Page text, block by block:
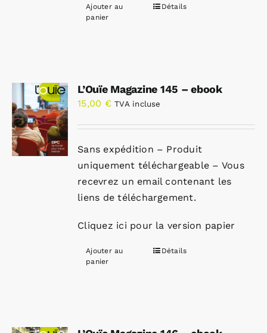
Ajouter au
panier
Détails
L’Ouïe Magazine 145 – ebook
15,00 € TVA incluse
Sans expédition – Produit
uniquement téléchargeable – Vous
recevrez un email contenant les
liens de téléchargement.
Cliquez ici pour la version papier
Ajouter au
panier
Détails